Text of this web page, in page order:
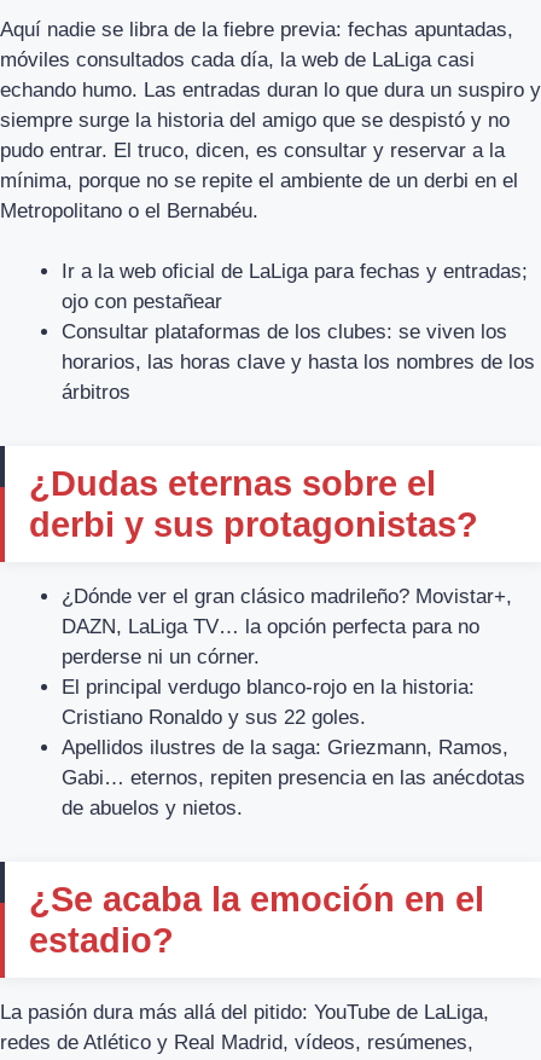
Aquí nadie se libra de la fiebre previa: fechas apuntadas,
móviles consultados cada día, la web de LaLiga casi
echando humo. Las entradas duran lo que dura un suspiro y
siempre surge la historia del amigo que se despistó y no
pudo entrar. El truco, dicen, es consultar y reservar a la
mínima, porque no se repite el ambiente de un derbi en el
Metropolitano o el Bernabéu.
Ir a la web oficial de LaLiga para fechas y entradas;
ojo con pestañear
Consultar plataformas de los clubes: se viven los
horarios, las horas clave y hasta los nombres de los
árbitros
¿Dudas eternas sobre el
derbi y sus protagonistas?
¿Dónde ver el gran clásico madrileño? Movistar+,
DAZN, LaLiga TV… la opción perfecta para no
perderse ni un córner.
El principal verdugo blanco-rojo en la historia:
Cristiano Ronaldo y sus 22 goles.
Apellidos ilustres de la saga: Griezmann, Ramos,
Gabi… eternos, repiten presencia en las anécdotas
de abuelos y nietos.
¿Se acaba la emoción en el
estadio?
La pasión dura más allá del pitido: YouTube de LaLiga,
redes de Atlético y Real Madrid, vídeos, resúmenes,